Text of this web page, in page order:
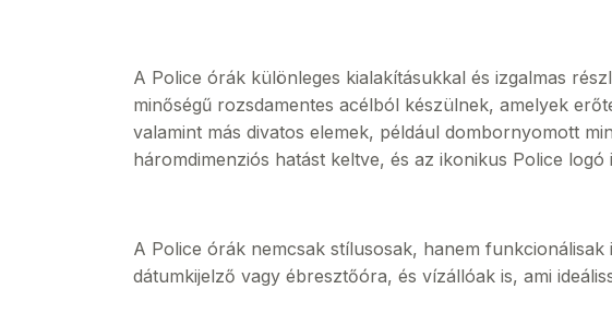
A Police órák különleges kialakításukkal és izgalmas
minőségű rozsdamentes acélból készülnek, amelyek
valamint más divatos elemek, például dombornyomott
háromdimenziós hatást keltve, és az ikonikus Police
A Police órák nemcsak stílusosak, hanem
dátumkijelző vagy ébresztőóra, és vízállóak is, ami